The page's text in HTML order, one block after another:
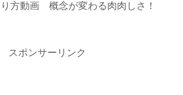
り方動画 概念が変わる肉肉しさ！
スポンサーリンク